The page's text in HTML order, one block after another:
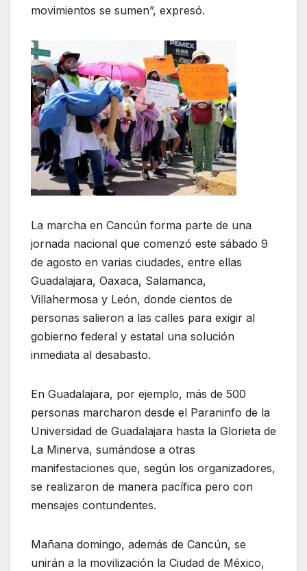
movimientos se sumen”, expresó.
La marcha en Cancún forma parte de una
jornada nacional que comenzó este sábado 9
de agosto en varias ciudades, entre ellas
Guadalajara, Oaxaca, Salamanca,
Villahermosa y León, donde cientos de
personas salieron a las calles para exigir al
gobierno federal y estatal una solución
inmediata al desabasto.
En Guadalajara, por ejemplo, más de 500
personas marcharon desde el Paraninfo de la
Universidad de Guadalajara hasta la Glorieta de
La Minerva, sumándose a otras
manifestaciones que, según los organizadores,
se realizaron de manera pacífica pero con
mensajes contundentes.
Mañana domingo, además de Cancún, se
unirán a la movilización la Ciudad de México,